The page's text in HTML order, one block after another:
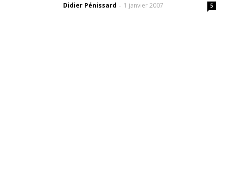
Didier Pénissard - 1 janvier 2007 5